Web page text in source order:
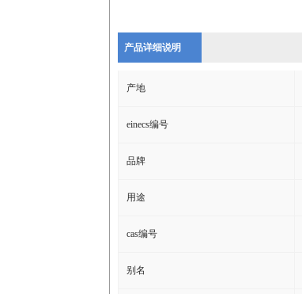
产品详细说明
产地
einecs编号
品牌
用途
cas编号
别名